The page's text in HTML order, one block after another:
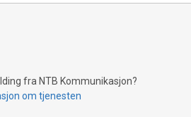
fra NTB Kommunikasjon?
om tjenesten